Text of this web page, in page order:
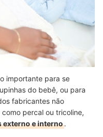
importante para se
do bebê, ou para
fabricantes não
percal ou tricoline,
externo e interno.